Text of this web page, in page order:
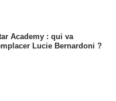
Academy : qui va
Lucie Bernardoni ?